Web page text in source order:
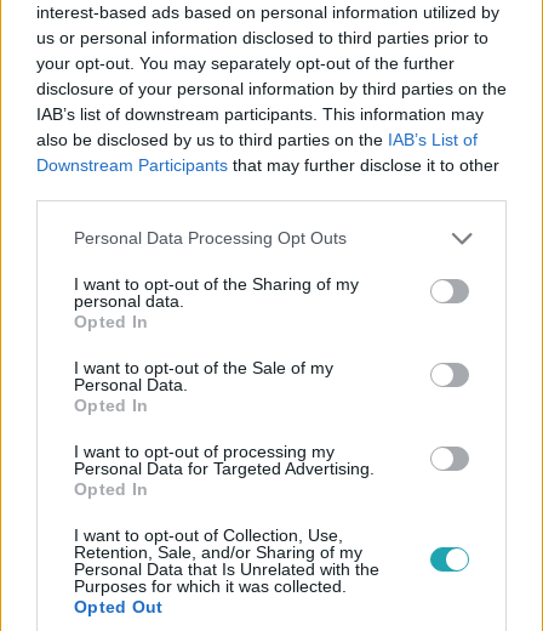
interest-based ads based on personal information utilized by
us or personal information disclosed to third parties prior to
your opt-out. You may separately opt-out of the further
disclosure of your personal information by third parties on the
IAB’s list of downstream participants. This information may
also be disclosed by us to third parties on the IAB’s List of
Downstream Participants that may further disclose it to other
Please note that this website/app uses one or more Google
not limited to your visit or usage behaviour. You may click to
grant or deny consent to Google and its third-party tags to
use your data for below specified purposes in below Google
consent section.
Personal Data Processing Opt Outs
I want to opt-out of the Sharing of my
personal data.
Opted In
I want to opt-out of the Sale of my
Personal Data.
Opted In
I want to opt-out of processing my
Personal Data for Targeted Advertising.
Opted In
I want to opt-out of Collection, Use,
Retention, Sale, and/or Sharing of my
Personal Data that Is Unrelated with the
Purposes for which it was collected.
Opted Out
2:07
2021. július 15. 9:24
Best of: Így hunyták le örökre a szemüket a sorozat
egyes szereplői!
A 23 év alatt több karaktertől is el kellett búcsúznia a
teret. Összegyűjtöttük az elmúlt 23 év haláleseteit!